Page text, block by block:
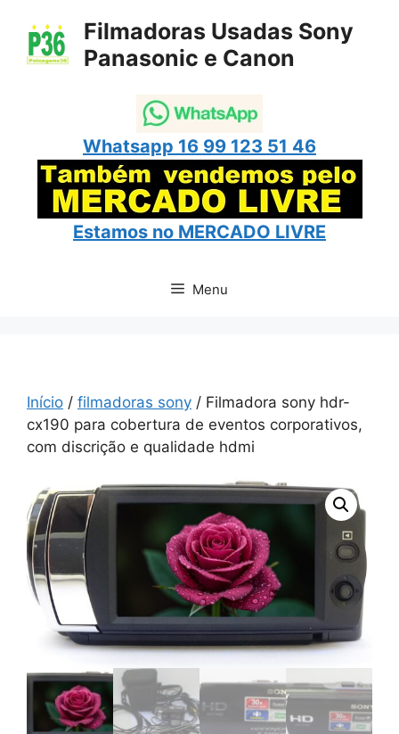
para
Filmadoras Usadas Sony
Panasonic e Canon
Whatsapp 16 99 123 51 46
Estamos no MERCADO LIVRE
Menu
Início / filmadoras sony / Filmadora sony hdr-
cx190 para cobertura de eventos corporativos,
com discrição e qualidade hdmi